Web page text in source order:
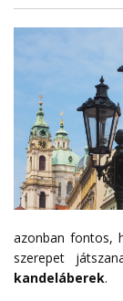
azonban fontos,
szerepet
kandeláberek.